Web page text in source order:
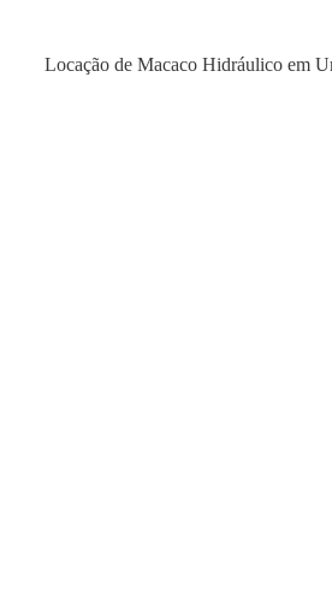
Locação de Macaco Hidráulico em